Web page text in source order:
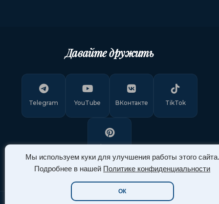
Мы используем куки для улучшения работы этого сайта.
Подробнее в нашей Политике конфиденциальности
ОК
Давайте дружить
Telegram YouTube ВКонтакте TikTok
Pinterest